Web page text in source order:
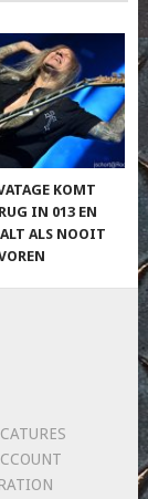
KOMT
IN 013 EN
ALS NOOIT